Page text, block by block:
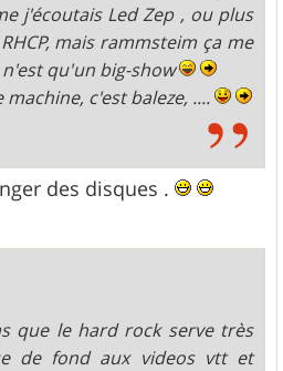
j'écoutais Led Zep , ou plus
mais rammsteim ça me
qu'un big-show
c'est baleze, ....
des disques .
que le hard rock serve très
de fond aux videos vtt et